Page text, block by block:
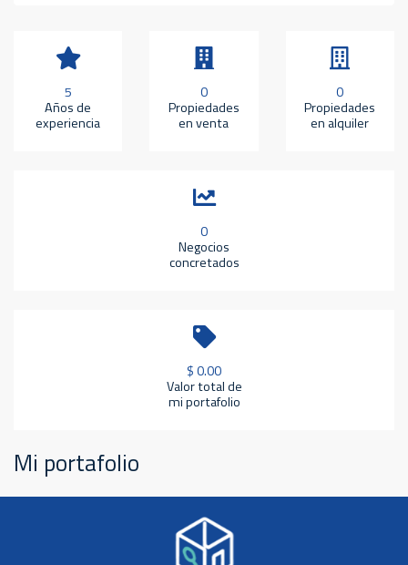
5
Años de
experiencia
0
Propiedades
en venta
0
Propiedades
en alquiler
0
Negocios
concretados
$ 0.00
Valor total de
mi portafolio
Mi portafolio